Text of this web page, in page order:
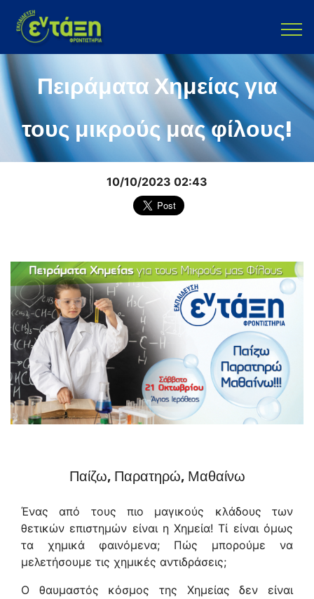
Πειράματα Χημείας για
τους μικρούς μας φίλους!
10/10/2023 02:43
Παίζω, Παρατηρώ, Μαθαίνω
Ένας από τους πιο μαγικούς κλάδους των
θετικών επιστημών είναι η Χημεία! Τί είναι όμως
τα χημικά φαινόμενα; Πώς μπορούμε να
μελετήσουμε τις χημικές αντιδράσεις;
Ο θαυμαστός κόσμος της Χημείας δεν είναι